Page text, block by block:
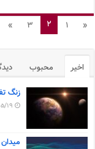
«
1
2
3
»
اخیر محبوب
زنگ
19